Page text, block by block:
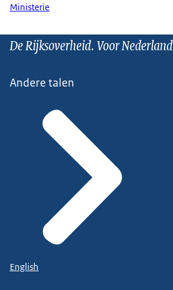
Ministerie
De Rijksoverheid. Voor Nederland
Andere talen
English